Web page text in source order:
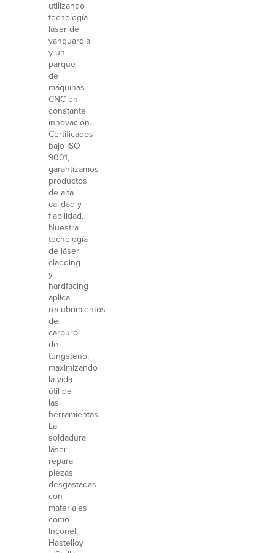
utilizando
tecnología
láser de
vanguardia
y un
parque
de
máquinas
CNC en
constante
innovación.
Certificados
bajo ISO
9001,
garantizamos
productos
de alta
calidad y
fiabilidad.
Nuestra
tecnología
de láser
cladding
y
hardfacing
aplica
recubrimientos
de
carburo
de
tungsteno,
maximizando
la vida
útil de
las
herramientas.
La
soldadura
láser
repara
piezas
desgastadas
con
materiales
como
Inconel,
Hastelloy